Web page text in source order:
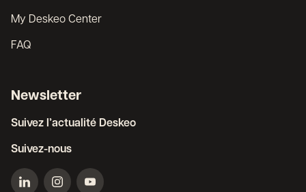
My Deskeo Center
FAQ
Newsletter
Suivez l’actualité Deskeo
Suivez-nous